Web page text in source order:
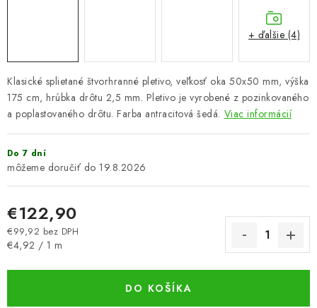
Klasické splietané štvorhranné pletivo, veľkosť oka 50x50 mm, výška
175 cm, hrúbka drôtu 2,5 mm. Pletivo je vyrobené z pozinkovaného
a poplastovaného drôtu. Farba antracitová šedá. Viac informácií
Do 7 dní
19.8.2026
€122,90
€99,92 bez DPH
Jednotková cena:
€4,92 / 1 m
DO KOŠÍKA
+ ďalšie (4)